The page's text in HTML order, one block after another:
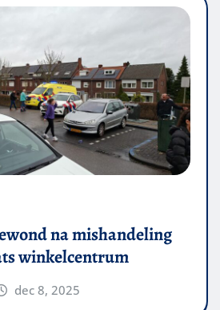
na mishandeling
winkelcentrum
dec 8, 2025